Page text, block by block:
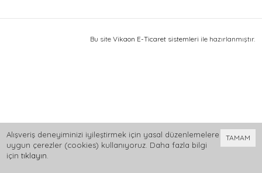
Bu site Vikaon E-Ticaret sistemleri ile hazırlanmıştır.
TAMAM
Alışveriş deneyiminizi iyileştirmek için yasal düzenlemelere
uygun çerezler (cookies) kullanıyoruz. Daha fazla bilgi
için tıklayın